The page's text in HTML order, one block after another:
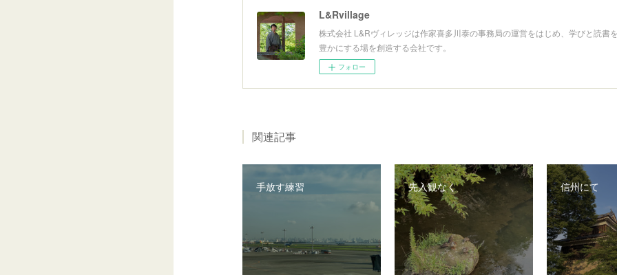
L&Rvillage
株式会社 L&Rヴィレッジは作家喜多川泰の事務局の運営をはじめ、学びと読書
豊かにする場を創造する会社です。
フォロー
関連記事
手放す練習 先入観なく 信州にて